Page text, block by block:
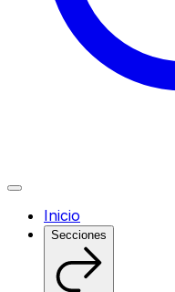
Inicio
Secciones